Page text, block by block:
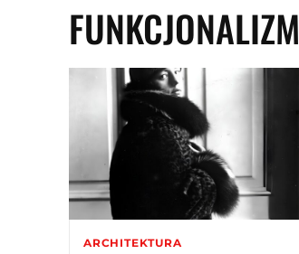
FUNKCJONALIZM
ARCHITEKTURA